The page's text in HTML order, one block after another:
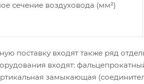
сечение воздуховода (мм²)
поставку входят также ряд
входят:
замыкающая